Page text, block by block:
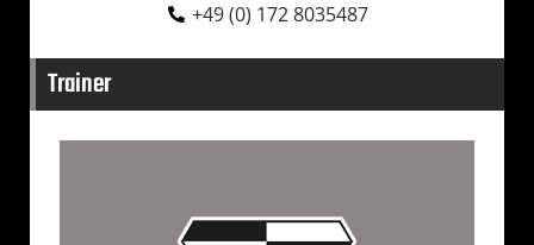
+49 (0) 172 8035487
Trainer